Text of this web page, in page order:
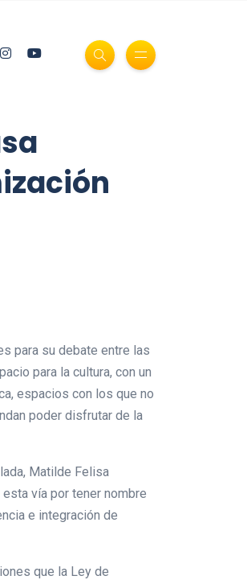
para su debate entre las
para la cultura, con un
espacios con los que no
poder disfrutar de la
Matilde Felisa
vía por tener nombre
e integración de
que la Ley de